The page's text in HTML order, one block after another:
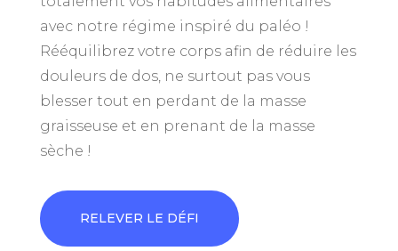
avec notre régime inspiré du paléo !
Rééquilibrez votre corps afin de réduire les
douleurs de dos, ne surtout pas vous
blesser tout en perdant de la masse
graisseuse et en prenant de la masse
sèche !
RELEVER LE DÉFI